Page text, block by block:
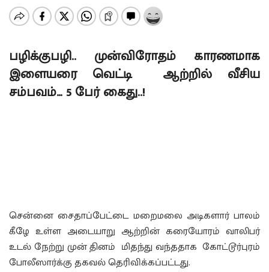
பழிக்குபழி.. முன்விரோதம் காரணமாக
இளையரை வெட்டி ஆற்றில் வீசிய
சம்பவம்… 5 பேர் கைது..!
சென்னை சைதாப்பேட்டை மறைமலை அடிகளார் பாலம்
கீழே உள்ள அடையாறு ஆற்றின் கரையோரம் வாலிபர்
உடல் நேற்று முன் தினம் மிதந்து வந்ததாக கோட்டூர்புரம்
போலீஸார்க்கு தகவல் தெரிவிக்கப்பட்டது.